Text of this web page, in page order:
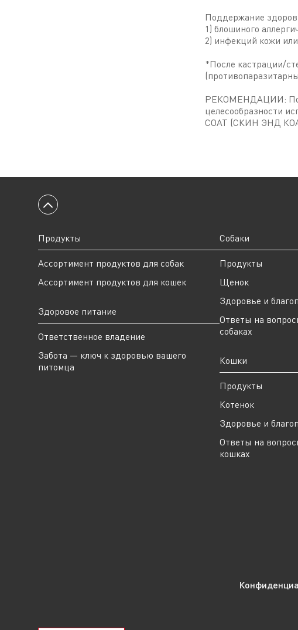
Поддержание
1) блошиного
2) инфекций кожи
*После кастрации/
РЕКОМЕНДАЦИИ:
целесообразности
COAT (СКИН ЭНД
Вернуться к началу
Продукты
Ассортимент продуктов для собак
Ассортимент продуктов для кошек
Здоровое питание
Ответственное владение
Забота — ключ к здоровью вашего
питомца
Собаки
Продукты
Щенок
Здоровье и
Ответы на
собаках
Кошки
Продукты
Котенок
Здоровье и
Ответы на
кошках